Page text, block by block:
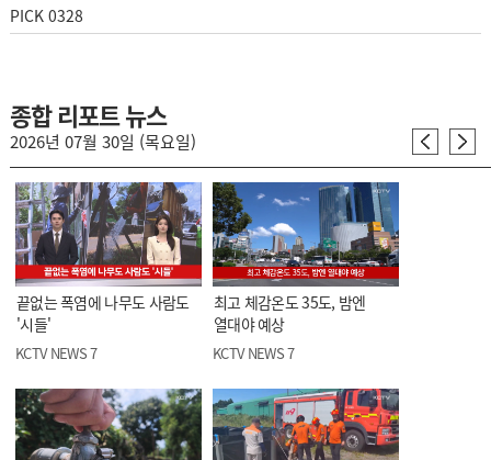
PICK 0328
종합 리포트 뉴스
2026년 07월 30일 (목요일)
끝없는 폭염에 나무도 사람도
'시들'
KCTV NEWS 7
최고 체감온도 35도, 밤엔
열대야 예상
KCTV NEWS 7